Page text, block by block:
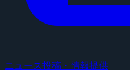
ニュース投稿・情報提供